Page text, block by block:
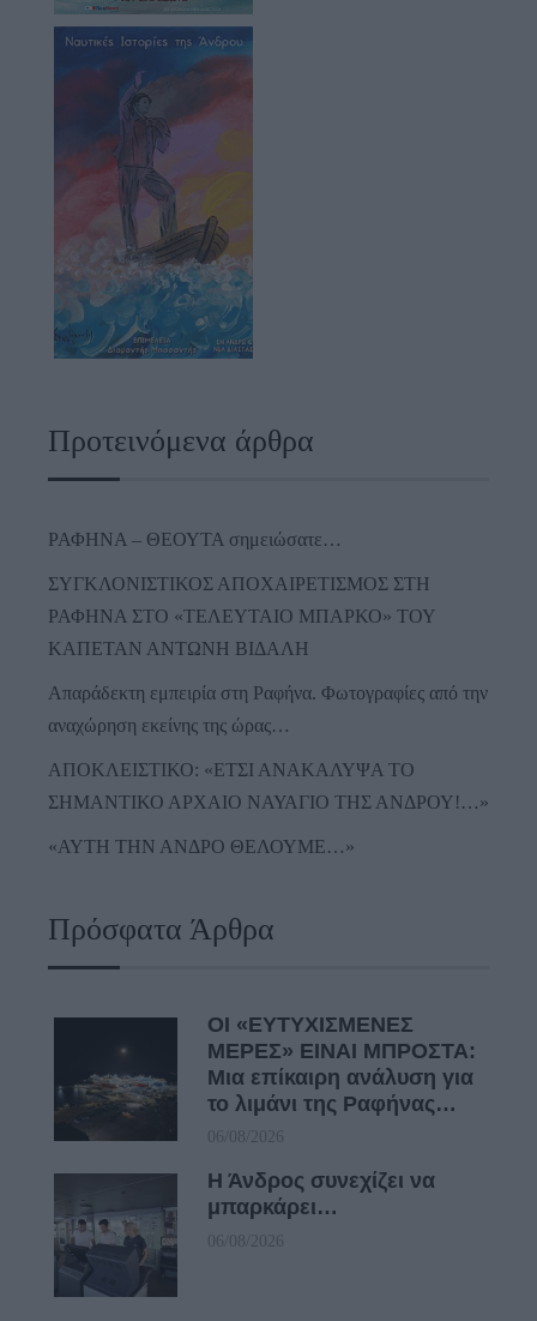
Προτεινόμενα άρθρα
ΡΑΦΗΝΑ – ΘΕΟΥΤΑ σημειώσατε…
ΣΥΓΚΛΟΝΙΣΤΙΚΟΣ ΑΠΟΧΑΙΡΕΤΙΣΜΟΣ ΣΤΗ
ΡΑΦΗΝΑ ΣΤΟ «ΤΕΛΕΥΤΑΙΟ ΜΠΑΡΚΟ» ΤΟΥ
ΚΑΠΕΤΑΝ ΑΝΤΩΝΗ ΒΙΔΑΛΗ
Απαράδεκτη εμπειρία στη Ραφήνα. Φωτογραφίες από την
αναχώρηση εκείνης της ώρας…
ΑΠΟΚΛΕΙΣΤΙΚΟ: «ΕΤΣΙ ΑΝΑΚΑΛΥΨΑ ΤΟ
ΣΗΜΑΝΤΙΚΟ ΑΡΧΑΙΟ ΝΑΥΑΓΙΟ ΤΗΣ ΑΝΔΡΟΥ!…»
«ΑΥΤΗ ΤΗΝ ΑΝΔΡΟ ΘΕΛΟΥΜΕ…»
Πρόσφατα Άρθρα
ΟΙ «ΕΥΤΥΧΙΣΜΕΝΕΣ
ΜΕΡΕΣ» ΕΙΝΑΙ ΜΠΡΟΣΤΑ:
Μια επίκαιρη ανάλυση για
το λιμάνι της Ραφήνας…
06/08/2026
Η Άνδρος συνεχίζει να
μπαρκάρει…
06/08/2026